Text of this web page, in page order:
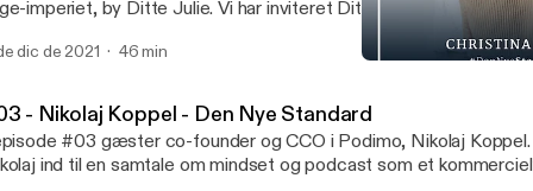
imperiet, by Ditte Julie. Vi har inviteret Ditte Julie, ind i studiet
sundhed og personlig branding. Vi har en samtale om
store bagedyst som springbræt til at udfolde sig som
dic de 2021 46 min
- Nikolaj Koppel - Den Nye Standard
#03 gæster co-founder og CCO i Podimo, Nikolaj
ind til en samtale om mindset og podcast som et